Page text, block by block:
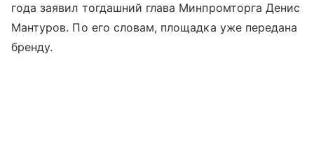
года заявил тогдашний глава Минпромторга Денис
Мантуров. По его словам, площадка уже передана
бренду.